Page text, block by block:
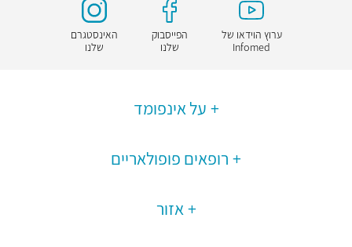
ערוץ הוידאו של
Infomed
הפייסבוק
שלנו
האינסטגרם
שלנו
על אינפומד
רופאים פופולאריים
אזור